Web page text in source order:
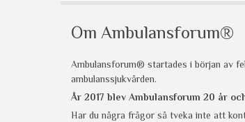
Om Ambulansforum®
Ambulansforum® startades i början av
ambulanssjukvården.
År 2017 blev Ambulansforum 20 år
Har du några frågor så tveka inte att